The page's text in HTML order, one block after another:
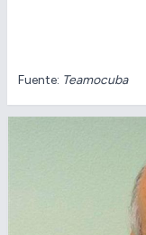
Fuente: Teamocuba